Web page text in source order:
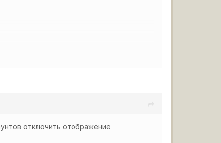
отключить отображение